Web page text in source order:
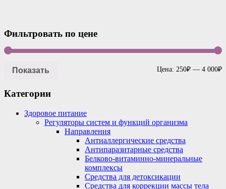
Фильтровать по цене
Показать Цена: 250₽ — 4 000₽
Категории
Здоровое питание
Регуляторы систем и функций организма
Направления
Антиаллергические средства
Антипаразитарные средства
Белково-витаминно-минеральные
комплексы
Средства для детоксикации
Средства для коррекции массы тела